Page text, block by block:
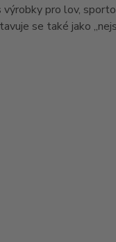
výrobky pro lov,
se také jako